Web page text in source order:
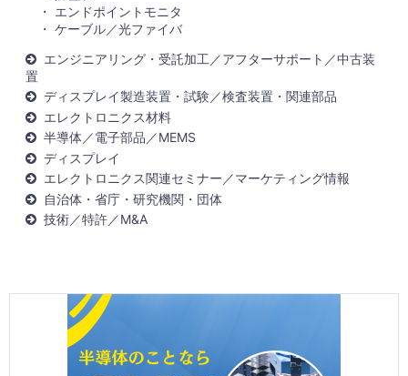
エンドポイントモニタ
ケーブル／光ファイバ
エンジニアリング・受託加工／アフターサポート／中古装
置
ディスプレイ製造装置・試験／検査装置・関連部品
エレクトロニクス材料
半導体／電子部品／MEMS
ディスプレイ
エレクトロニクス関連セミナー／マーケティング情報
自治体・省庁・研究機関・団体
技術／特許／M&A